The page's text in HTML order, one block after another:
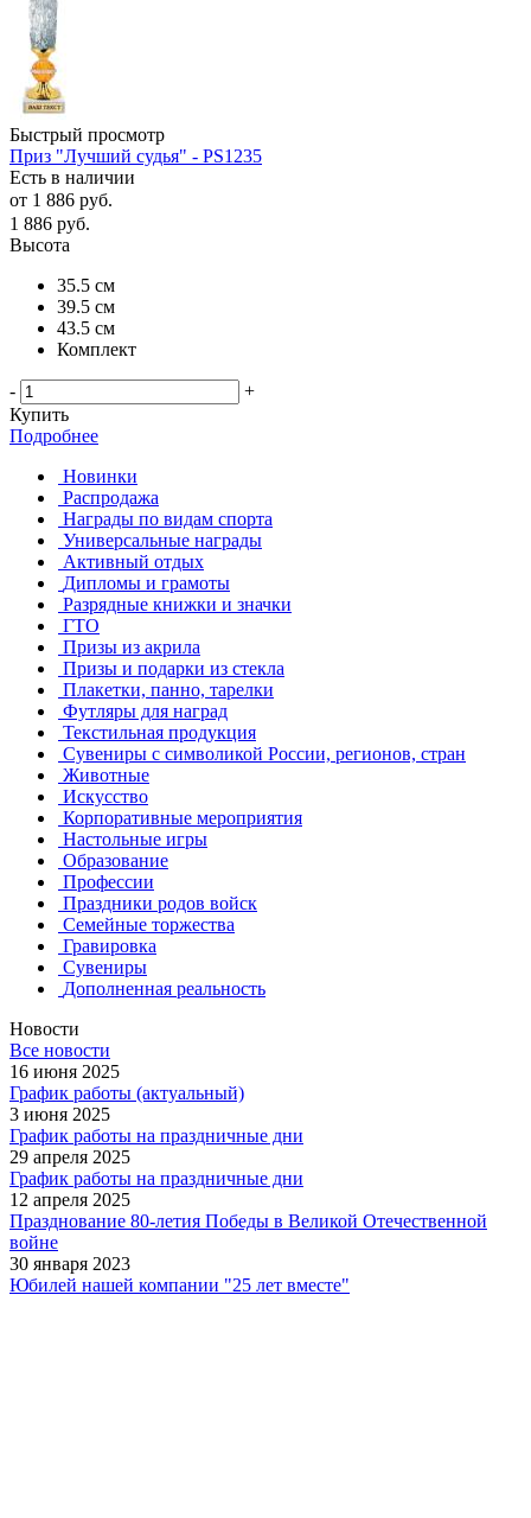
Быстрый просмотр
Приз "Лучший судья" - PS1235
Есть в наличии
от 1 886 руб.
1 886 руб.
Высота
35.5 см
39.5 см
43.5 см
Комплект
-
+
Купить
Подробнее
Новинки
Распродажа
Награды по видам спорта
Универсальные награды
Активный отдых
Дипломы и грамоты
Разрядные книжки и значки
ГТО
Призы из акрила
Призы и подарки из стекла
Плакетки, панно, тарелки
Футляры для наград
Текстильная продукция
Сувениры с символикой России, регионов, стран
Животные
Искусство
Корпоративные мероприятия
Настольные игры
Образование
Профессии
Праздники родов войск
Семейные торжества
Гравировка
Сувениры
Дополненная реальность
Новости
Все новости
16 июня 2025
График работы (актуальный)
3 июня 2025
График работы на праздничные дни
29 апреля 2025
График работы на праздничные дни
12 апреля 2025
Празднование 80-летия Победы в Великой Отечественной
войне
30 января 2023
Юбилей нашей компании "25 лет вместе"